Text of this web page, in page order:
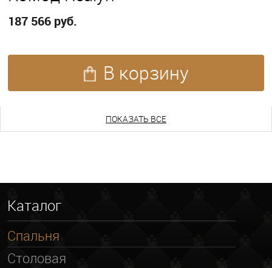
187 566 руб.
В корзину
ПОКАЗАТЬ ЕЩЕ
ПОКАЗАТЬ ВСЕ
Каталог
Спальня
Столовая